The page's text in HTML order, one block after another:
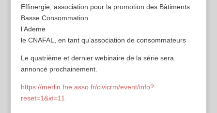
Effinergie, association pour la promotion des Bâtiments
Basse Consommation
l’Ademe
le CNAFAL, en tant qu’association de consommateurs
Le quatrième et dernier webinaire de la série sera
annoncé prochainement.
https://merlin.fne.asso.fr/civicrm/event/info?
reset=1&id=11